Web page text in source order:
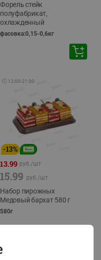
Форель стейк
полуфабрикат,
охлажденный
фасовка:0,15-0,6кг
🕘 12:00-21:00
-13%
13.99 руб./шт
15.99 руб./шт
Набор пирожных
Медовый бархат 580 г
580г